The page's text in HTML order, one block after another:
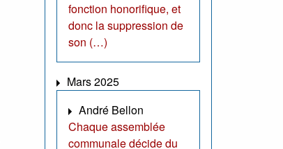
fonction honorifique, et
donc la suppression de
son (…)
Mars 2025
André Bellon
Chaque assemblée
communale décide du